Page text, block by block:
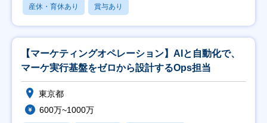
産休・育休あり 賞与あり
【マーケティングオペレーション】AIと自動化で、
マーケ実行基盤をゼロから設計するOps担当
東京都
600万~1000万